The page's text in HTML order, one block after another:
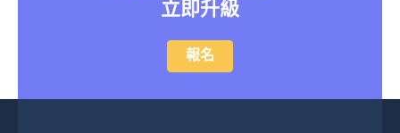
立即升級
報名